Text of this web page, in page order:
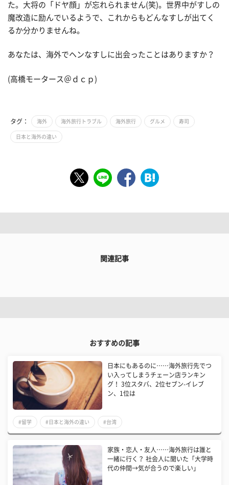
た。大将の「ドヤ顔」が忘れられません(笑)。世界中がすしの
魔改造に励んでいるようで、これからもどんなすしが出てく
るか分かりませんね。
あなたは、海外でヘンなすしに出会ったことはありますか？
(高橋モータース＠ｄｃｐ)
タグ： 海外 海外旅行トラブル 海外旅行 グルメ 寿司
日本と海外の違い
関連記事
おすすめの記事
​日本にもあるのに……海外旅行先でつ
い入ってしまうチェーン店ランキン
グ！ 3位スタバ、2位セブン-イレブ
ン、1位は
#留学 #日本と海外の違い #台湾
​家族・恋人・友人……海外旅行は誰と
一緒に行く？ 社会人に聞いた「大学時
代の仲間→気が合うので楽しい」